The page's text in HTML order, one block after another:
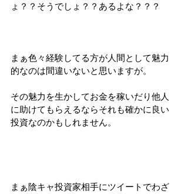
ょ？？そうでしょ？？あるよな？？？
まぁ色々経験してる方が人間として魅力
的なのは間違いないと思いますが。
その魅力を生かしてお金を稼いだり他人
に助けてもらえるならそれも確かに良い
投資なのかもしれません。
まぁ陰キャ投資家相手にツイートでわざ